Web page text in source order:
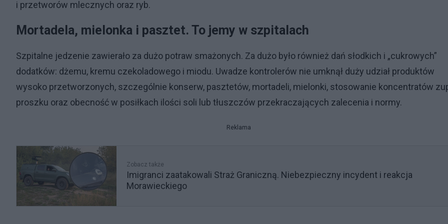
i przetworów mlecznych oraz ryb.
Mortadela, mielonka i pasztet. To jemy w szpitalach
Szpitalne jedzenie zawierało za dużo potraw smażonych. Za dużo było również dań słodkich i „cukrowych”
dodatków: dżemu, kremu czekoladowego i miodu. Uwadze kontrolerów nie umknął duży udział produktów
wysoko przetworzonych, szczególnie konserw, pasztetów, mortadeli, mielonki, stosowanie koncentratów
proszku oraz obecność w posiłkach ilości soli lub tłuszczów przekraczających zalecenia i normy.
Reklama
Zobacz także
Imigranci zaatakowali Straż Graniczną. Niebezpieczny incydent i reakcja
Morawieckiego